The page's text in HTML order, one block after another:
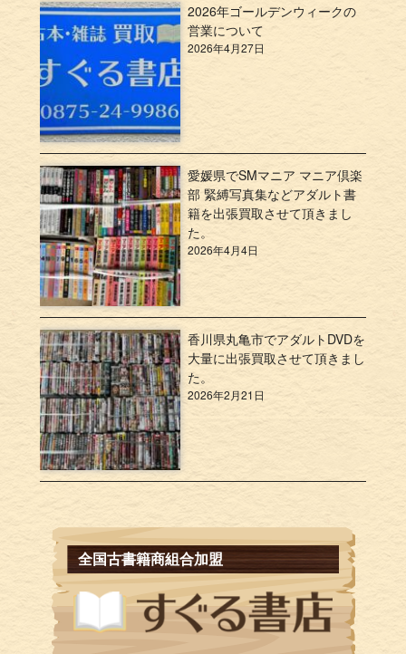
2026年ゴールデンウィークの
営業について
2026年4月27日
愛媛県でSMマニア マニア倶楽
部 緊縛写真集などアダルト書
籍を出張買取させて頂きまし
た。
2026年4月4日
香川県丸亀市でアダルトDVDを
大量に出張買取させて頂きまし
た。
2026年2月21日
全国古書籍商組合加盟